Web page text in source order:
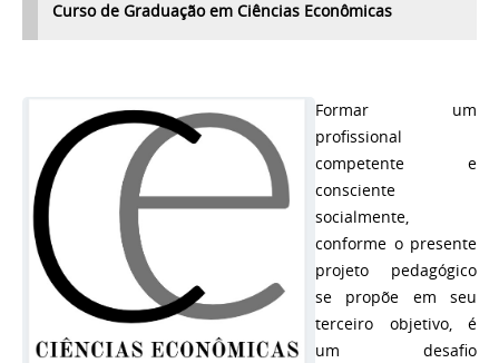
Curso de Graduação em Ciências Econômicas
Formar um
profissional
competente e
consciente
socialmente,
conforme o presente
projeto pedagógico
se propõe em seu
terceiro objetivo, é
um desafio